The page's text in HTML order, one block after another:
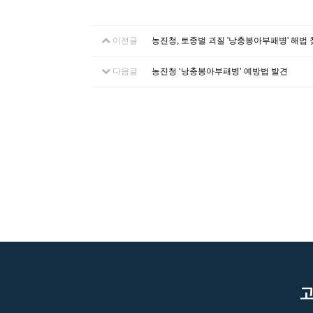
이전글 농진청, 토종벌 괴질 '낭충봉아부패병' 해법
다음글 농진청 ‘낭충봉아부패병’ 예방법 발견